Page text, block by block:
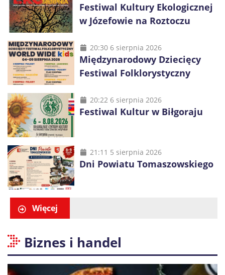
Festiwal Kultury Ekologicznej
w Józefowie na Roztoczu
20:30 6 sierpnia 2026
Międzynarodowy Dziecięcy
Festiwal Folklorystyczny
20:22 6 sierpnia 2026
Festiwal Kultur w Biłgoraju
21:11 5 sierpnia 2026
Dni Powiatu Tomaszowskiego
Więcej
Biznes i handel